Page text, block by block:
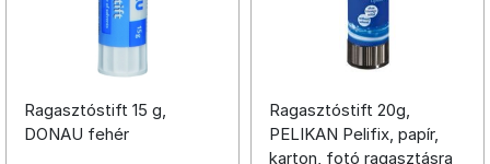
Ragasztóstift 15 g,
DONAU fehér
Ragasztóstift 20g,
PELIKAN Pelifix, papír,
karton, fotó ragasztásra